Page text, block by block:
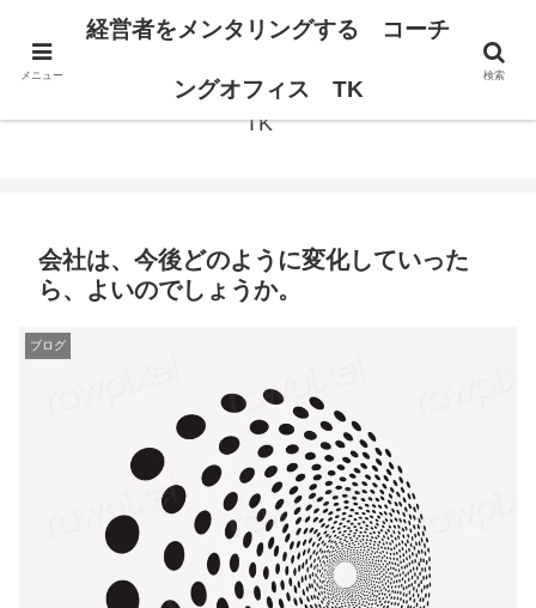
経営者の思考が変われば、組織は変わる。
経営者をメンタリングする コーチングオフィス
TK
会社は、今後どのように変化していった
ら、よいのでしょうか。
ブログ
メニュー
経営者をメンタリングする コーチ
ングオフィス TK
検索